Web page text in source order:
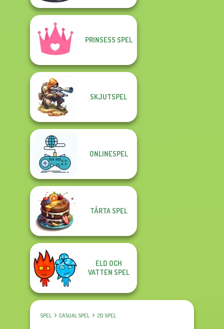
PRINSESS SPEL
SKJUTSPEL
ONLINESPEL
TÅRTA SPEL
ELD OCH
VATTEN SPEL
SPEL CASUAL SPEL 2D SPEL